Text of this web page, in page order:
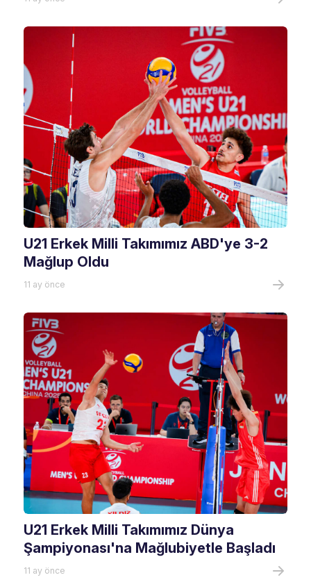
U21 Erkek Milli Takımımız ABD'ye 3-2
Mağlup Oldu
11 ay önce
U21 Erkek Milli Takımımız Dünya
Şampiyonası'na Mağlubiyetle Başladı
11 ay önce